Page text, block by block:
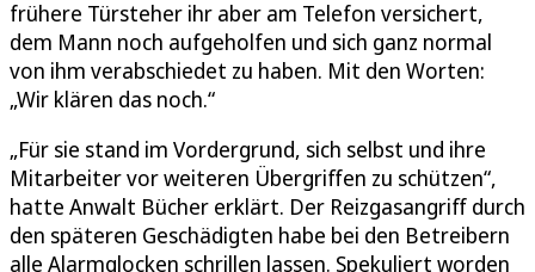
frühere Türsteher ihr aber am Telefon versichert,
dem Mann noch aufgeholfen und sich ganz normal
von ihm verabschiedet zu haben. Mit den Worten:
„Wir klären das noch.“
„Für sie stand im Vordergrund, sich selbst und ihre
Mitarbeiter vor weiteren Übergriffen zu schützen“,
hatte Anwalt Bücher erklärt. Der Reizgasangriff durch
den späteren Geschädigten habe bei den Betreibern
alle Alarmglocken schrillen lassen. Spekuliert worden